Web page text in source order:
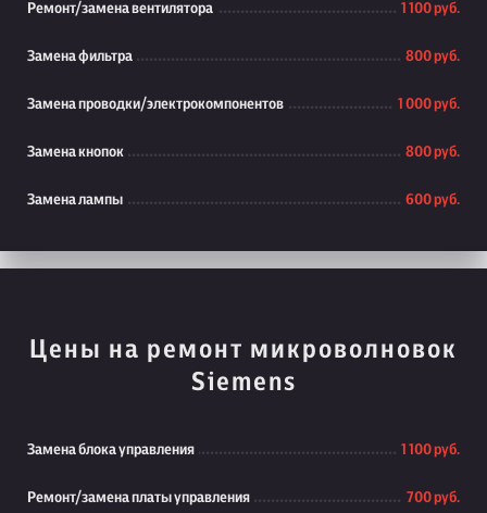
Ремонт/замена вентилятора 1 100 руб.
Замена фильтра 800 руб.
Замена проводки/электрокомпонентов 1 000 руб.
Замена кнопок 800 руб.
Замена лампы 600 руб.
Цены на ремонт микроволновок
Siemens
Замена блока управления 1 100 руб.
Ремонт/замена платы управления 700 руб.